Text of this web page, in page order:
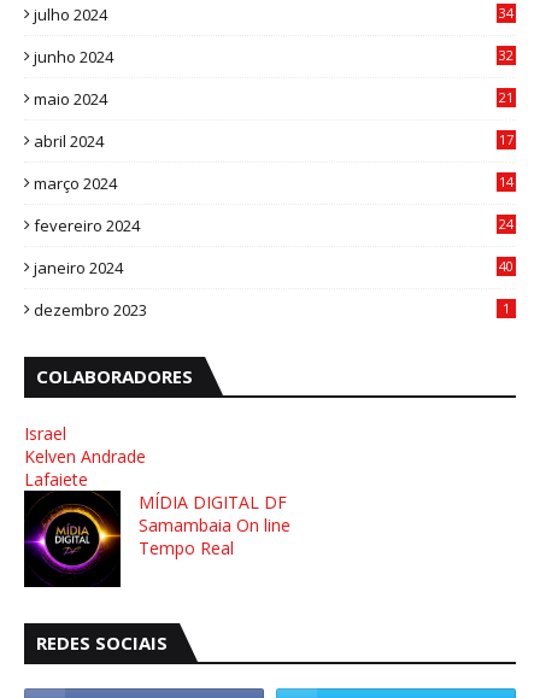
julho 2024
34
junho 2024
32
maio 2024
21
abril 2024
17
março 2024
14
fevereiro 2024
24
janeiro 2024
40
dezembro 2023 1
COLABORADORES
Israel
Kelven Andrade
Lafaiete
MÍDIA DIGITAL DF
Samambaia On line
Tempo Real
REDES SOCIAIS